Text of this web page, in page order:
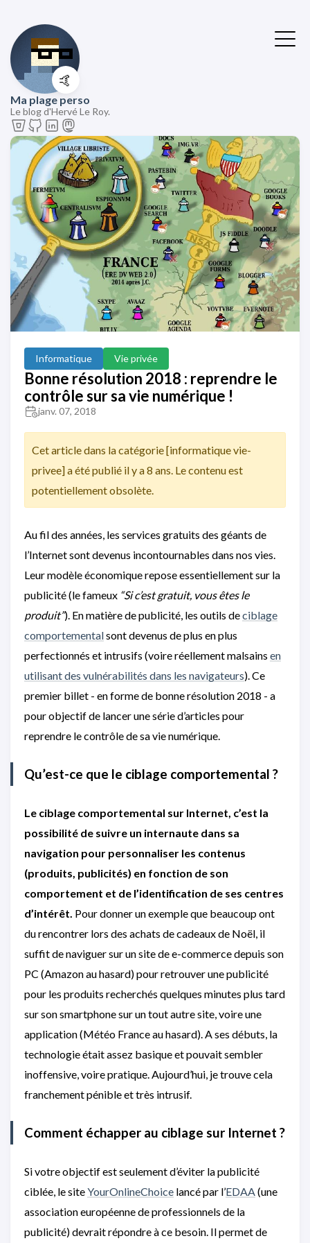
🤙
Ma plage perso
Le blog d'Hervé Le Roy.
Informatique Vie privée
Bonne résolution 2018 : reprendre le
contrôle sur sa vie numérique !
janv. 07, 2018
Cet article dans la catégorie [informatique vie-
privee] a été publié il y a 8 ans. Le contenu est
potentiellement obsolète.
Au fil des années, les services gratuits des géants de
l’Internet sont devenus incontournables dans nos vies.
Leur modèle économique repose essentiellement sur la
publicité (le fameux “Si c’est gratuit, vous êtes le
produit”). En matière de publicité, les outils deciblage
comportementalsont devenus de plus en plus
perfectionnés et intrusifs (voire réellement malsains en
utilisant des vulnérabilités dans les navigateurs). Ce
premier billet - en forme de bonne résolution 2018 - a
pour objectif de lancer une série d’articles pour
reprendre le contrôle de sa vie numérique.
Qu’est-ce que le ciblage comportemental ?
Le ciblage comportemental sur Internet, c’est la
possibilité de suivre un internaute dans sa
navigation pour personnaliser les contenus
(produits, publicités) en fonction de son
comportement et de l’identification de ses centres
d’intérêt. Pour donner un exemple que beaucoup ont
du rencontrer lors des achats de cadeaux de Noël, il
suffit de naviguer sur un site de e-commerce depuis son
PC (Amazon au hasard) pour retrouver une publicité
pour les produits recherchés quelques minutes plus tard
sur son smartphone sur un tout autre site, voire une
application (Météo France au hasard). A ses débuts, la
technologie était assez basique et pouvait sembler
inoffensive, voire pratique. Aujourd’hui, je trouve cela
franchement pénible et très intrusif.
Comment échapper au ciblage sur Internet ?
Si votre objectif est seulement d’éviter la publicité
ciblée, le siteYourOnlineChoice lancé par l’EDAA (une
association européenne de professionnels de la
publicité) devrait répondre à ce besoin. Il permet de